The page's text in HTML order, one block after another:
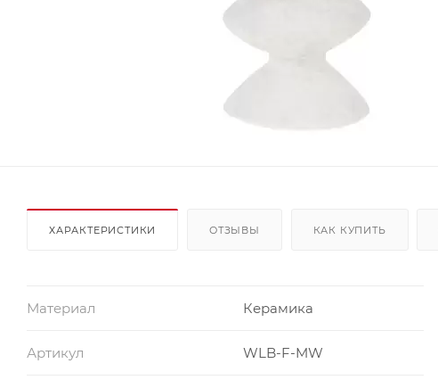
ХАРАКТЕРИСТИКИ ОТЗЫВЫ КАК КУПИТЬ
Материал Керамика
Артикул WLB-F-MW